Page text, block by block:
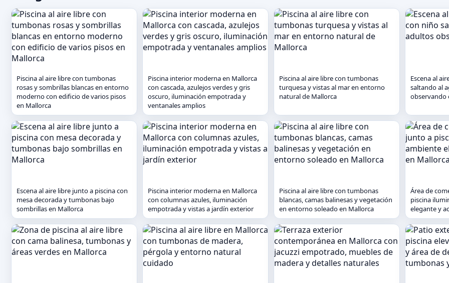
Piscina al aire libre con tumbonas
rosas y sombrillas blancas en entorno
moderno con edificio de varios pisos
en Mallorca
Piscina interior moderna en Mallorca
con cascada, azulejos verdes y gris
oscuro, iluminación empotrada y
ventanales amplios
Piscina al aire libre con tumbonas
turquesa y vistas al mar en entorno
natural de Mallorca
Escena al
saltando al
observando
Escena al aire libre junto a piscina con
mesa decorada y tumbonas bajo
sombrillas en Mallorca
Piscina interior moderna en Mallorca
con columnas azules, iluminación
empotrada y vistas a jardín exterior
Piscina al aire libre con tumbonas
blancas, camas balinesas y vegetación
en entorno soleado en Mallorca
Área de
piscina
elegante y